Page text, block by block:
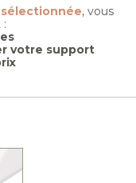
sélectionnée, vous
votre support